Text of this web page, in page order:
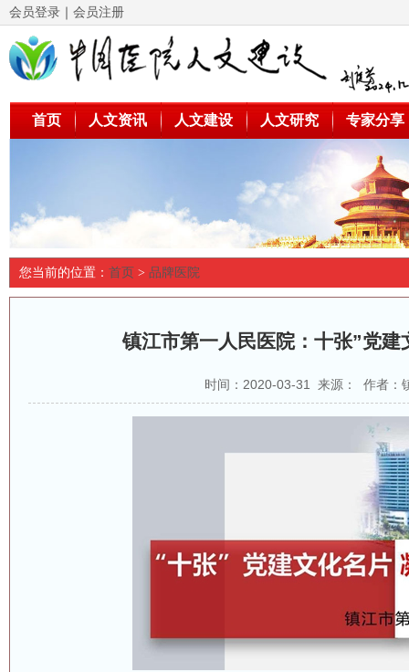
会员登录 ｜ 会员注册
首页 人文资讯 人文建设 人文研究 专家分享
您当前的位置： 首页 > 品牌医院
镇江市第一人民医院：十张”党
时间：2020-03-31 来源： 作者：